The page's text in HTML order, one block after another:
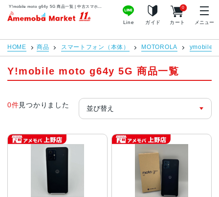
アメモバマーケット
Line ガイド カート
0
メニュー
HOME 商品 スマートフォン（本体） MOTOROLA ymobile
Y!mobile moto g64y 5G 商品一覧
0件見つかりました